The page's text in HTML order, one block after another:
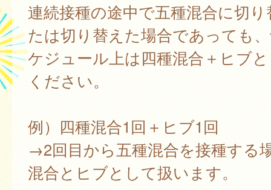
連続接種の途中で五種混合に切
たは切り替えた場合であっても
ケジュール上は四種混合＋ヒブ
ください。
例）四種混合1回＋ヒブ1回
→2回目から五種混合を接種する
混合とヒブとして扱います。